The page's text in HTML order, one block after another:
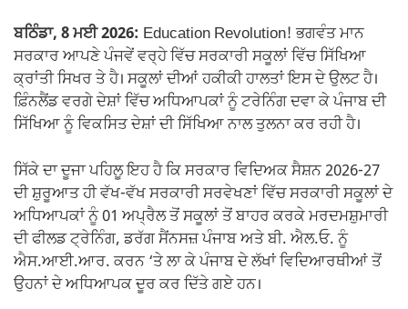
ਬਠਿੰਡਾ, 8 ਮਈ 2026: Education Revolution! ਭਗਵੰਤ ਮਾਨ
ਸਰਕਾਰ ਆਪਣੇ ਪੰਜਵੇਂ ਵਰ੍ਹੇ ਵਿੱਚ ਸਰਕਾਰੀ ਸਕੂਲਾਂ ਵਿੱਚ ਸਿੱਖਿਆ
ਕ੍ਰਾਂਤੀ ਸਿਖਰ ਤੇ ਹੈ। ਸਕੂਲਾਂ ਦੀਆਂ ਹਕੀਕੀ ਹਾਲਤਾਂ ਇਸ ਦੇ ਉਲਟ ਹੈ।
ਫ਼ਿੰਨਲੈਂਡ ਵਰਗੇ ਦੇਸ਼ਾਂ ਵਿੱਚ ਅਧਿਆਪਕਾਂ ਨੂੰ ਟਰੇਨਿੰਗ ਦਵਾ ਕੇ ਪੰਜਾਬ ਦੀ
ਸਿੱਖਿਆ ਨੂੰ ਵਿਕਸਿਤ ਦੇਸ਼ਾਂ ਦੀ ਸਿੱਖਿਆ ਨਾਲ ਤੁਲਨਾ ਕਰ ਰਹੀ ਹੈ।
ਸਿੱਕੇ ਦਾ ਦੂਜਾ ਪਹਿਲੂ ਇਹ ਹੈ ਕਿ ਸਰਕਾਰ ਵਿਦਿਅਕ ਸੈਸ਼ਨ 2026-27
ਦੀ ਸ਼ੁਰੂਆਤ ਹੀ ਵੱਖ-ਵੱਖ ਸਰਕਾਰੀ ਸਰਵੇਖਣਾਂ ਵਿੱਚ ਸਰਕਾਰੀ ਸਕੂਲਾਂ ਦੇ
ਅਧਿਆਪਕਾਂ ਨੂੰ 01 ਅਪ੍ਰੈਲ ਤੋਂ ਸਕੂਲਾਂ ਤੋਂ ਬਾਹਰ ਕਰਕੇ ਮਰਦਮਸ਼ੁਮਾਰੀ
ਦੀ ਫੀਲਡ ਟ੍ਰੇਨਿੰਗ, ਡਰੱਗ ਸੈਂਨਸਜ਼ ਪੰਜਾਬ ਅਤੇ ਬੀ. ਐਲ.ਓ. ਨੂੰ
ਐਸ.ਆਈ.ਆਰ. ਕਰਨ ‘ਤੇ ਲਾ ਕੇ ਪੰਜਾਬ ਦੇ ਲੱਖਾਂ ਵਿਦਿਆਰਥੀਆਂ ਤੋਂ
ਉਹਨਾਂ ਦੇ ਅਧਿਆਪਕ ਦੂਰ ਕਰ ਦਿੱਤੇ ਗਏ ਹਨ।